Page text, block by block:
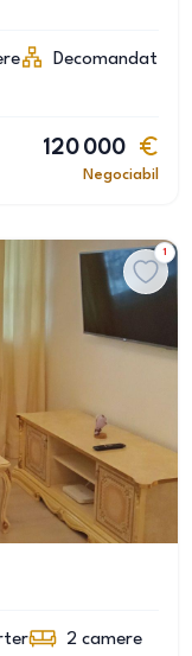
Decomandat
120 000
Negociabil
1
2 camere